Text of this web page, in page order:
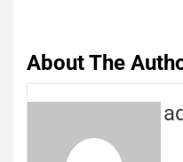
About The